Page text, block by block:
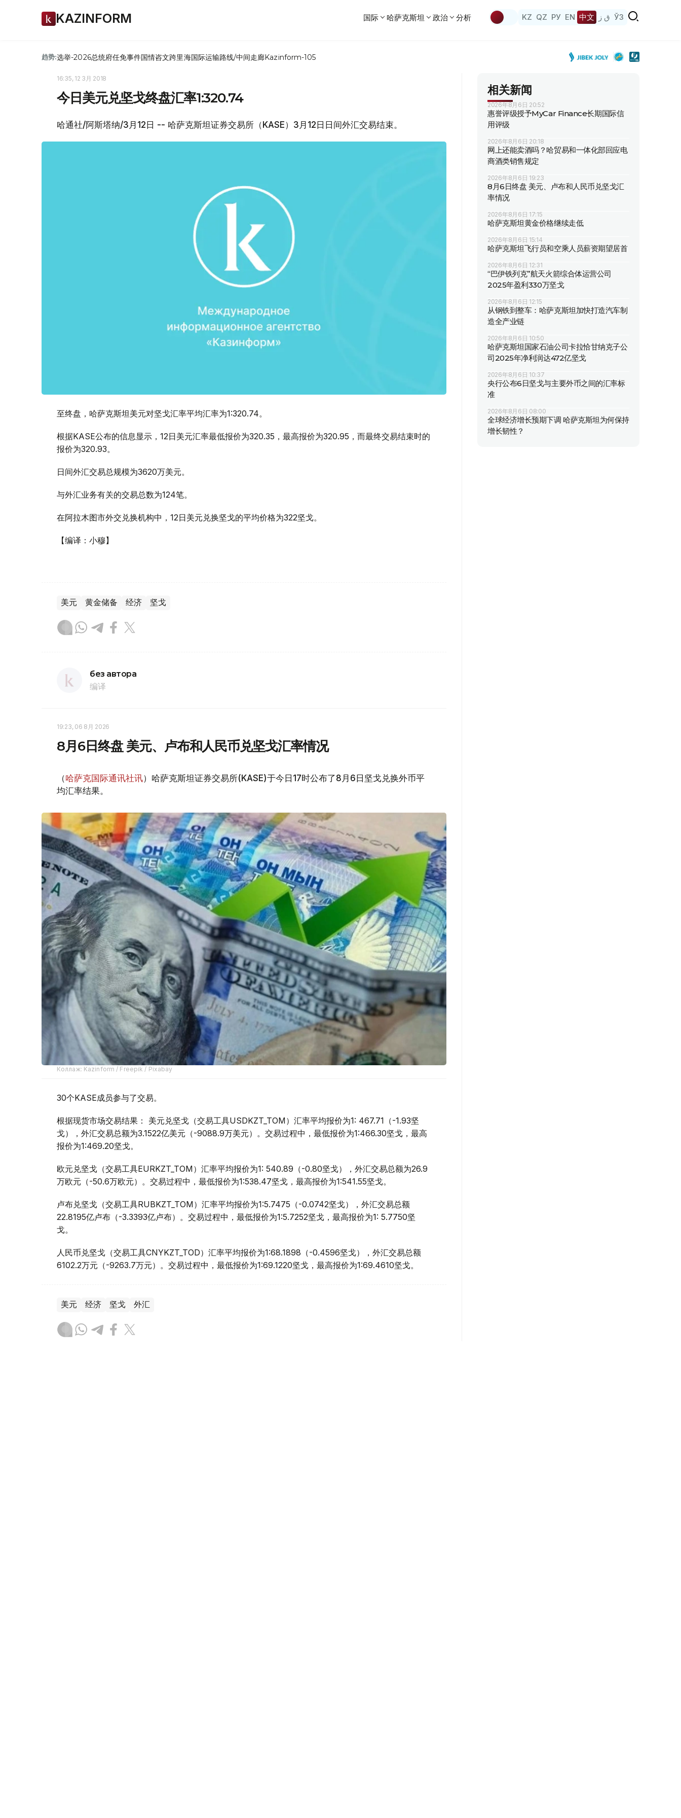
KAZINFORM 国际 哈萨克斯坦 政治 分析 KZ QZ РУ EN 中文 ق ز ЎЗ
趋势:选举-2026总统府任免事件国情咨文跨里海国际运输路线/中间走廊Kazinform-105
16:35, 12 3月 2018
今日美元兑坚戈终盘汇率1:320.74
哈通社/阿斯塔纳/3月12日 -- 哈萨克斯坦证券交易所（KASE）3月12日日间外汇交易结束。
至终盘，哈萨克斯坦美元对坚戈汇率平均汇率为1:320.74。
根据KASE公布的信息显示，12日美元汇率最低报价为320.35，最高报价为320.95，而最终交易结束时的
报价为320.93。
日间外汇交易总规模为3620万美元。
与外汇业务有关的交易总数为124笔。
在阿拉木图市外交兑换机构中，12日美元兑换坚戈的平均价格为322坚戈。
【编译：小穆】
美元 黄金储备 经济 坚戈
без автора
编译
19:23, 06 8月 2026
8月6日终盘 美元、卢布和人民币兑坚戈汇率情况
（哈萨克国际通讯社讯）哈萨克斯坦证券交易所(KASE)于今日17时公布了8月6日坚戈兑换外币平
均汇率结果。
Коллаж: Kazinform / Freepik / Pixabay
30个KASE成员参与了交易。
根据现货市场交易结果： 美元兑坚戈（交易工具USDKZT_TOM）汇率平均报价为1: 467.71（-1.93坚
戈），外汇交易总额为3.1522亿美元（-9088.9万美元）。交易过程中，最低报价为1:466.30坚戈，最高
报价为1:469.20坚戈。
欧元兑坚戈（交易工具EURKZT_TOM）汇率平均报价为1: 540.89（-0.80坚戈），外汇交易总额为26.9
万欧元（-50.6万欧元）。交易过程中，最低报价为1:538.47坚戈，最高报价为1:541.55坚戈。
卢布兑坚戈（交易工具RUBKZT_TOM）汇率平均报价为1:5.7475（-0.0742坚戈），外汇交易总额
22.8195亿卢布（-3.3393亿卢布）。交易过程中，最低报价为1:5.7252坚戈，最高报价为1: 5.7750坚
戈。
人民币兑坚戈（交易工具CNYKZT_TOD）汇率平均报价为1:68.1898（-0.4596坚戈），外汇交易总额
6102.2万元（-9263.7万元）。交易过程中，最低报价为1:69.1220坚戈，最高报价为1:69.4610坚戈。
美元 经济 坚戈 外汇
相关新闻
2026年8月6日 20:52
惠誉评级授予MyCar Finance长期国际信
用评级
2026年8月6日 20:18
网上还能卖酒吗？哈贸易和一体化部回应电
商酒类销售规定
2026年8月6日 19:23
8月6日终盘 美元、卢布和人民币兑坚戈汇
率情况
2026年8月6日 17:15
哈萨克斯坦黄金价格继续走低
2026年8月6日 15:14
哈萨克斯坦飞行员和空乘人员薪资期望居首
2026年8月6日 12:31
“巴伊铁列克”航天火箭综合体运营公司
2025年盈利330万坚戈
2026年8月6日 12:15
从钢铁到整车：哈萨克斯坦加快打造汽车制
造全产业链
2026年8月6日 10:50
哈萨克斯坦国家石油公司卡拉恰甘纳克子公
司2025年净利润达472亿坚戈
2026年8月6日 10:37
央行公布6日坚戈与主要外币之间的汇率标
准
2026年8月6日 08:00
全球经济增长预期下调 哈萨克斯坦为何保持
增长韧性？